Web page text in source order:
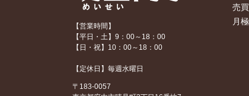
【営業時間】
【平日・土】9：00～18：00
【日・祝】10：00～18：00
【定休日】毎週水曜日
〒183-0057
売
月